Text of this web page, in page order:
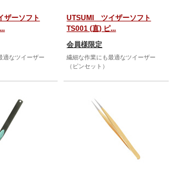
ーソフト
適なツイーザー
UTSUMI ツイザーソフト
TS001 (直) ピ...
会員様限定
繊細な作業にも最適なツイーザー
（ピンセット）